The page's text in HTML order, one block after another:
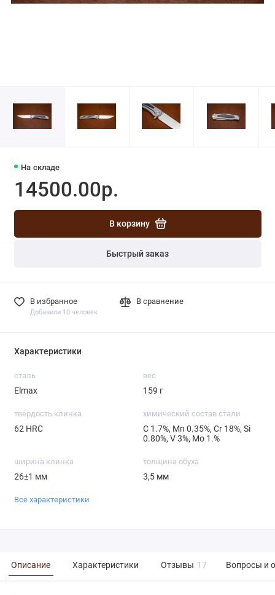
На складе
14500.00р.
В корзину
Быстрый заказ
В избранное
Добавили 10 человек
В сравнение
Характеристики
сталь
Elmax
вес
159 г
твердость клинка
62 HRC
химический состав стали
С 1.7%, Mn 0.35%, Cr 18%, Si
0.80%, V 3%, Mo 1.%
ширина клинка
26±1 мм
толщина обуха
3,5 мм
Все характеристики
Описание Характеристики Отзывы 17 Вопросы и